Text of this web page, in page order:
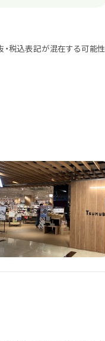
税込表記が混在する可能性